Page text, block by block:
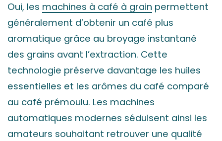
Oui, les machines à café à grain permettent
généralement d’obtenir un café plus
aromatique grâce au broyage instantané
des grains avant l’extraction. Cette
technologie préserve davantage les huiles
essentielles et les arômes du café comparé
au café prémoulu. Les machines
automatiques modernes séduisent ainsi les
amateurs souhaitant retrouver une qualité